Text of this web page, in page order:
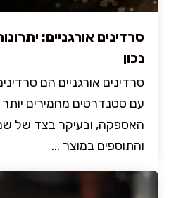
סרדינים אורגניים:
נכון
סרדינים אורגניים הם
עם סטנדרטים מחמירים
האספקה, ובעיקר בצד של
והתוספים במוצר ...